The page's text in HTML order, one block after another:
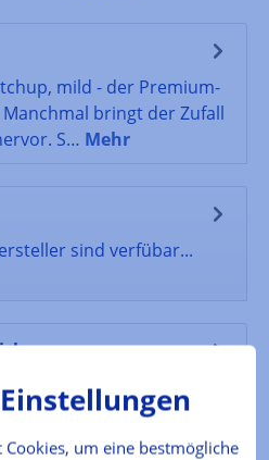
mild - der Premium-
bringt der Zufall
S… Mehr
sind verfübar...
doppelt konzentriert,
aus Branntwein,
(…Mehr
um eine bestmögliche